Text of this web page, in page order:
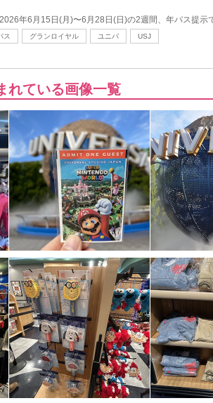
年6月15日(月)〜6月28日(日)の2週間、年パス提示
ス グランロイヤル ユニバ USJ
れている画像一覧